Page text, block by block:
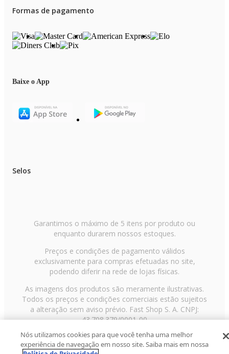
Formas de pagamento
Baixe o App
Selos
Garantimos o máximo de 5 itens por produto ou
enquanto durarem nossos estoques.
Preços e condições de pagamento válidos
exclusivamente para compras efetuadas no site,
podendo diferir na rede de lojas físicas.
As imagens dos produtos são meramente ilustrativas.
Todos os preços e condições comerciais estão sujeitos
a alteração sem aviso prévio. Fast Shop S. A. CNPJ:
43.708.379/0001-00
Avenida Zaki Narchi, nº 1650, sobreloja, Carandiru, São
Paulo/SP, CEP 02029-001, Telefone: 11 3003-3728 ©
Nós utilizamos cookies para que você tenha uma melhor
experiência de navegação em nosso site. Saiba mais em nossa